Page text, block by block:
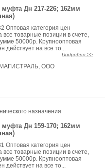
муфта Дн 217-226; 162мм
Оптовая категория цен
все товарные позиции в счете,
50000р. Крупнооптовая
действует на все то...
Подробно >>
МАГИСТРАЛЬ, ООО
назначения
муфта Дн 159-170; 162мм
Оптовая категория цен
все товарные позиции в счете,
50000р. Крупнооптовая
действует на все то...